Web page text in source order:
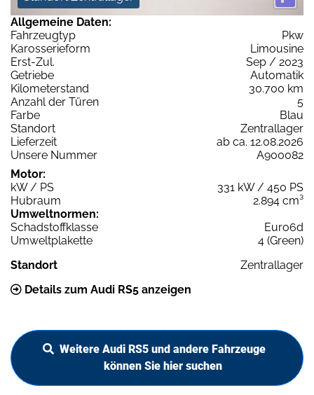
Allgemeine Daten:
Fahrzeugtyp
Pkw
Karosserieform
Limousine
Erst-Zul.
Sep / 2023
Getriebe
Automatik
Kilometerstand
30.700 km
Anzahl der Türen
5
Farbe
Blau
Standort
Zentrallager
Lieferzeit
ab ca. 12.08.2026
Unsere Nummer
A900082
Motor:
kW / PS
331 kW / 450 PS
Hubraum
2.894 cm³
Umweltnormen:
Schadstoffklasse
Euro6d
Umweltplakette
4 (Green)
Standort
Zentrallager
Details zum Audi RS5 anzeigen
Weitere Audi RS5 und andere Fahrzeuge
können Sie hier suchen